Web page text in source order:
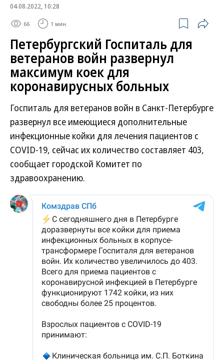
04.08.2022, 10:28
66 1 мин.
Петербургский Госпиталь для
ветеранов войн развернул
максимум коек для
коронавирусных больных
Госпиталь для ветеранов войн в Санкт-Петербурге
развернул все имеющиеся дополнительные
инфекционные койки для лечения пациентов с
COVID-19, сейчас их количество составляет 403,
сообщает городской Комитет по
здравоохранению.